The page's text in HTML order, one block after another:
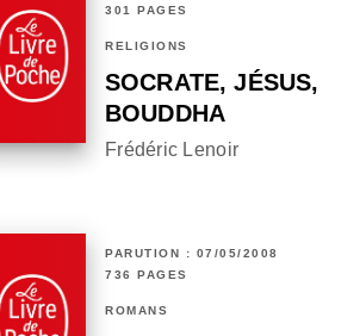
301 PAGES
RELIGIONS
SOCRATE, JÉSUS,
BOUDDHA
Frédéric Lenoir
PARUTION : 07/05/2008
736 PAGES
ROMANS